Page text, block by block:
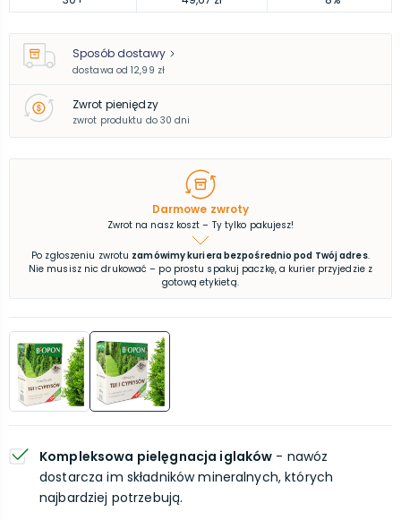
Sposób dostawy
dostawa od 12,99 zł
Zwrot pieniędzy
zwrot produktu do 30 dni
Darmowe zwroty
Zwrot na nasz koszt – Ty tylko pakujesz!
Po zgłoszeniu zwrotu zamówimy kuriera bezpośrednio pod Twój adres.
Nie musisz nic drukować – po prostu spakuj paczkę, a kurier przyjedzie z
gotową etykietą.
Kompleksowa pielęgnacja iglaków - nawóz
dostarcza im składników mineralnych, których
najbardziej potrzebują.